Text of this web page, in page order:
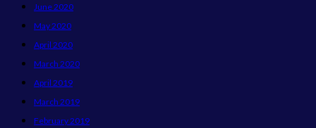
June 2020
May 2020
April 2020
March 2020
April 2019
March 2019
February 2019